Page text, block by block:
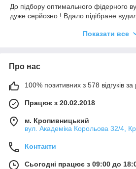
До підбору оптимального фідерного
дуже серйозно ! Вдало підібране
На що ж варто звернути увагу ?
Склопластик. Ударостійкий бланк
потребують дбайливого ставлення
витривалістю , завдяки своїй
закиду. Це найбюджетніші бланки.
цього матеріалу в порівнянні з
Карбон. На сьогоднішній день є
оскільки вони мають найвищий
Показати все
Про нас
100% позитивних з 578 відгуків за
Працює з 20.02.2018
м. Кропивницький
вул. Академіка Корольова 32/4,
Контакти
Сьогодні працює з 09:00 до